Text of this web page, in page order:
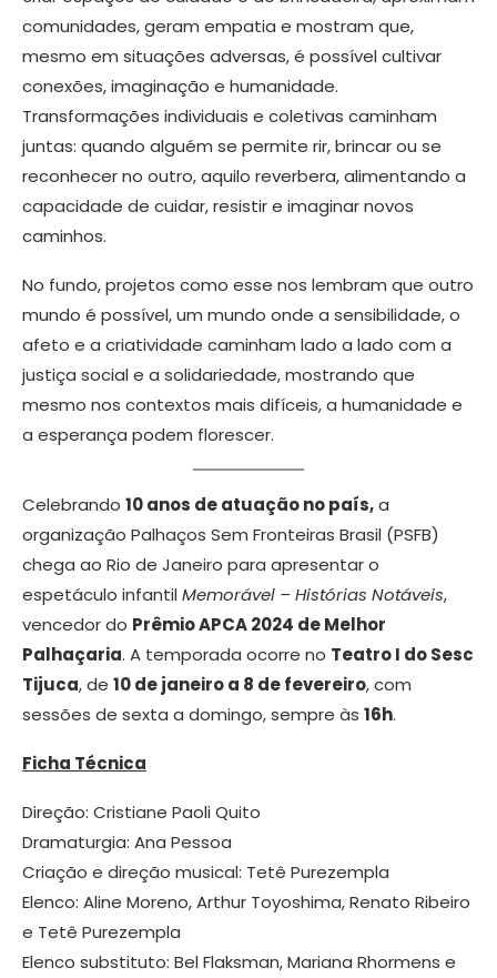
comunidades, geram empatia e mostram que,
mesmo em situações adversas, é possível cultivar
conexões, imaginação e humanidade.
Transformações individuais e coletivas caminham
juntas: quando alguém se permite rir, brincar ou se
reconhecer no outro, aquilo reverbera, alimentando a
capacidade de cuidar, resistir e imaginar novos
caminhos.
No fundo, projetos como esse nos lembram que outro
mundo é possível, um mundo onde a sensibilidade, o
afeto e a criatividade caminham lado a lado com a
justiça social e a solidariedade, mostrando que
mesmo nos contextos mais difíceis, a humanidade e
a esperança podem florescer.
Celebrando 10 anos de atuação no país,a
organização Palhaços Sem Fronteiras Brasil (PSFB)
chega ao Rio de Janeiro para apresentar o
espetáculo infantil Memorável – Histórias Notáveis,
vencedor do Prêmio APCA 2024 de Melhor
Palhaçaria. A temporada ocorre no Teatro I do Sesc
Tijuca, de 10 de janeiro a 8 de fevereiro, com
sessões de sexta a domingo, sempre às 16h.
Ficha Técnica
Direção: Cristiane Paoli Quito
Dramaturgia: Ana Pessoa
Criação e direção musical: Tetê Purezempla
Elenco: Aline Moreno, Arthur Toyoshima, Renato Ribeiro
e Tetê Purezempla
Elenco substituto: Bel Flaksman, Mariana Rhormens e